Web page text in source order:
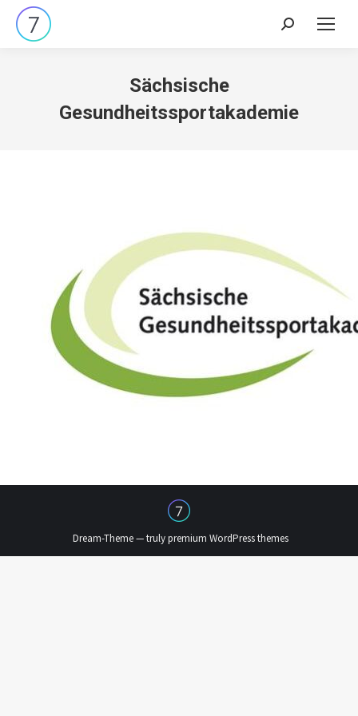
Search:
Sächsische
Gesundheitssportakademie
Dream-Theme — trulypremium WordPress themes